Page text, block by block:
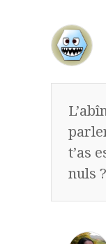
t’as
nuls